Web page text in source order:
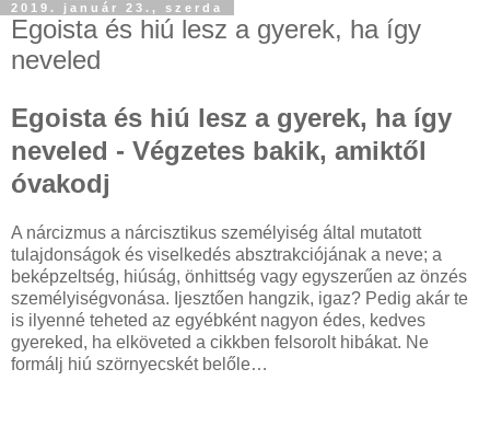
2019. január 23., szerda
Egoista és hiú lesz a gyerek, ha így
neveled
Egoista és hiú lesz a gyerek, ha így
neveled - Végzetes bakik, amiktől
óvakodj
A nárcizmus a nárcisztikus személyiség által mutatott
tulajdonságok és viselkedés absztrakciójának a neve; a
beképzeltség, hiúság, önhittség vagy egyszerűen az önzés
személyiségvonása. Ijesztően hangzik, igaz? Pedig akár te
is ilyenné teheted az egyébként nagyon édes, kedves
gyereked, ha elköveted a cikkben felsorolt hibákat. Ne
formálj hiú szörnyecskét belőle…